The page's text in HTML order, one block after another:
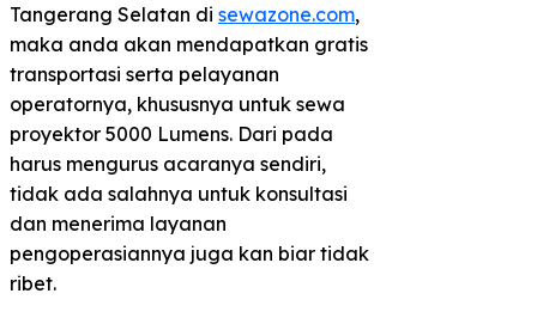
Tangerang Selatan di sewazone.com,
maka anda akan mendapatkan gratis
transportasi serta pelayanan
operatornya, khususnya untuk sewa
proyektor 5000 Lumens. Dari pada
harus mengurus acaranya sendiri,
tidak ada salahnya untuk konsultasi
dan menerima layanan
pengoperasiannya juga kan biar tidak
ribet.